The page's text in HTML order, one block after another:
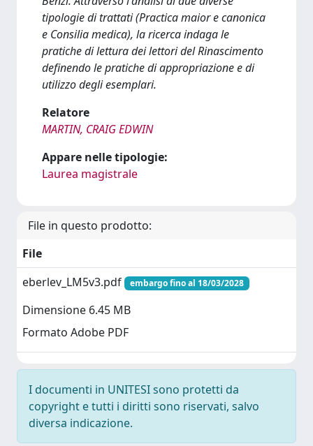
tipologie di trattati (Practica maior e canonica
e Consilia medica), la ricerca indaga le
pratiche di lettura dei lettori del Rinascimento
definendo le pratiche di appropriazione e di
utilizzo degli esemplari.
Relatore
MARTIN, CRAIG EDWIN
Appare nelle tipologie:
Laurea magistrale
File in questo prodotto:
File
eberlev_LM5v3.pdf
embargo fino al 18/03/2028
Dimensione 6.45 MB
Formato Adobe PDF
I documenti in UNITESI sono protetti da
copyright e tutti i diritti sono riservati, salvo
diversa indicazione.